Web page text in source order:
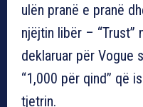
ulën pranë e pranë
njëjtin libër – “Trust”
deklaruar për Vogue
“1,000 për qind” që
tjetrin.